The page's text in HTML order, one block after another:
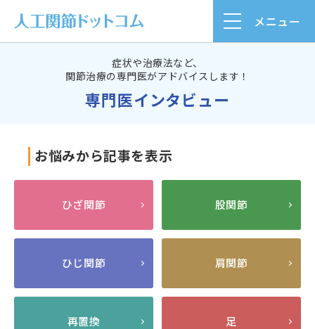
メニュー
症状や治療法など、
関節治療の専門医がアドバイスします！
専門医インタビュー
お悩みから記事を表示
ひざ関節 股関節
ひじ関節 肩関節
再置換 足